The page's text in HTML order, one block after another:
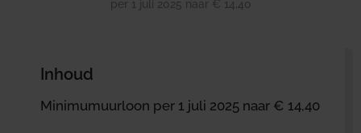
per 1 juli 2025 naar € 14,40
Inhoud
Minimumuurloon per 1 juli 2025 naar € 14,40